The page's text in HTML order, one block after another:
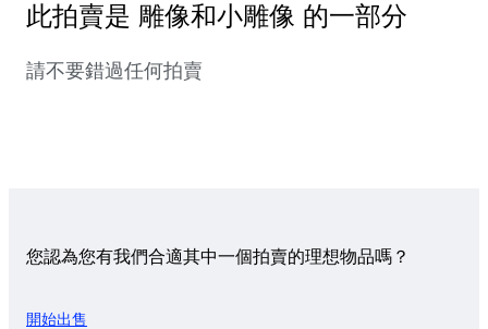
此拍賣是 雕像和小雕像 的一部分
請不要錯過任何拍賣
您認為您有我們合適其中一個拍賣的理想物品嗎？
開始出售